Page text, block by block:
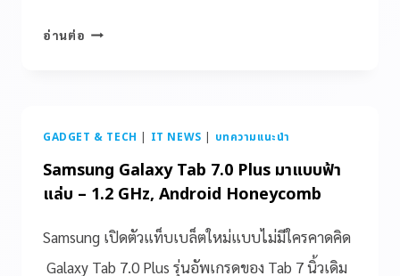
อ่านต่อ
GADGET & TECH | IT NEWS | บทความแนะนำ
Samsung Galaxy Tab 7.0 Plus มาแบบฟ้า
แล่บ – 1.2 GHz, Android Honeycomb
Samsung เปิดตัวแท็บเบล็ตใหม่แบบไม่มีใครคาดคิด
Galaxy Tab 7.0 Plus รุ่นอัพเกรดของ Tab 7 นิ้วเดิม